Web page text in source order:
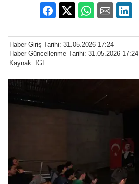
Haber Giriş Tarihi: 31.05.2026 17:24
Haber Güncellenme Tarihi: 31.05.2026 17:24
Kaynak: IGF